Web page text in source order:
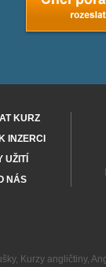
KURZ
INZERCI
UŽITÍ
NÁS
, Kurzy angličtiny,